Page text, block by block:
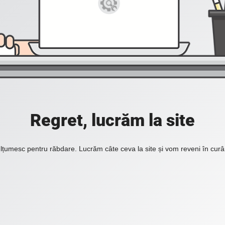
Regret, lucrăm la site
pentru răbdare. Lucrăm câte ceva la site și vom reveni în